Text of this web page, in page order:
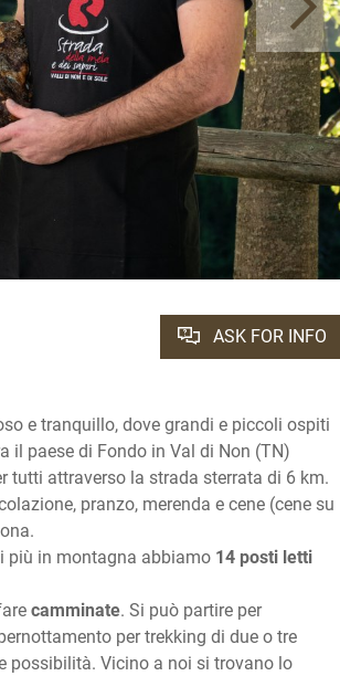
ASK FOR INFO
e tranquillo, dove grandi e piccoli ospiti
il paese di Fondo in Val di Non (TN)
tutti attraverso la strada sterrata di 6 km.
pranzo, merenda e cene (cene su
più in montagna abbiamo 14 posti letti
camminate. Si può partire per
per trekking di due o tre
possibilità. Vicino a noi si trovano lo